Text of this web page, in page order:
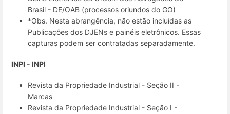
Brasil - DE/OAB (processos oriundos do GO)
*Obs. Nesta abrangência, não estão incluídas as
Publicações dos DJENs e painéis eletrônicos. Essas
capturas podem ser contratadas separadamente.
INPI - INPI
Revista da Propriedade Industrial - Seção II -
Marcas
Revista da Propriedade Industrial - Seção I -